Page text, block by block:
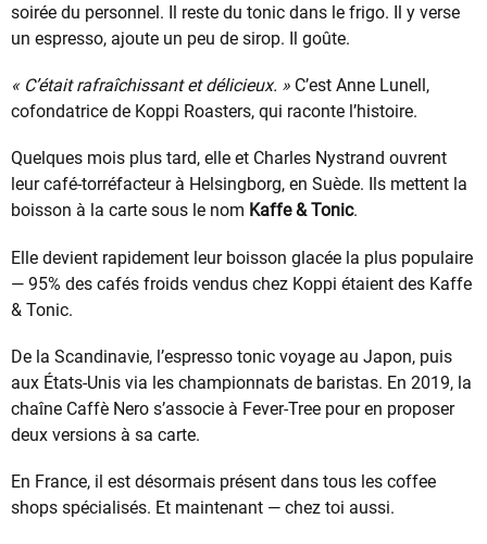
soirée du personnel. Il reste du tonic dans le frigo. Il y verse
un espresso, ajoute un peu de sirop. Il goûte.
« C’était rafraîchissant et délicieux. » C’est Anne Lunell,
cofondatrice de Koppi Roasters, qui raconte l’histoire.
Quelques mois plus tard, elle et Charles Nystrand ouvrent
leur café-torréfacteur à Helsingborg, en Suède. Ils mettent la
boisson à la carte sous le nom Kaffe & Tonic.
Elle devient rapidement leur boisson glacée la plus populaire
— 95% des cafés froids vendus chez Koppi étaient des Kaffe
& Tonic.
De la Scandinavie, l’espresso tonic voyage au Japon, puis
aux États-Unis via les championnats de baristas. En 2019, la
chaîne Caffè Nero s’associe à Fever-Tree pour en proposer
deux versions à sa carte.
En France, il est désormais présent dans tous les coffee
shops spécialisés. Et maintenant — chez toi aussi.